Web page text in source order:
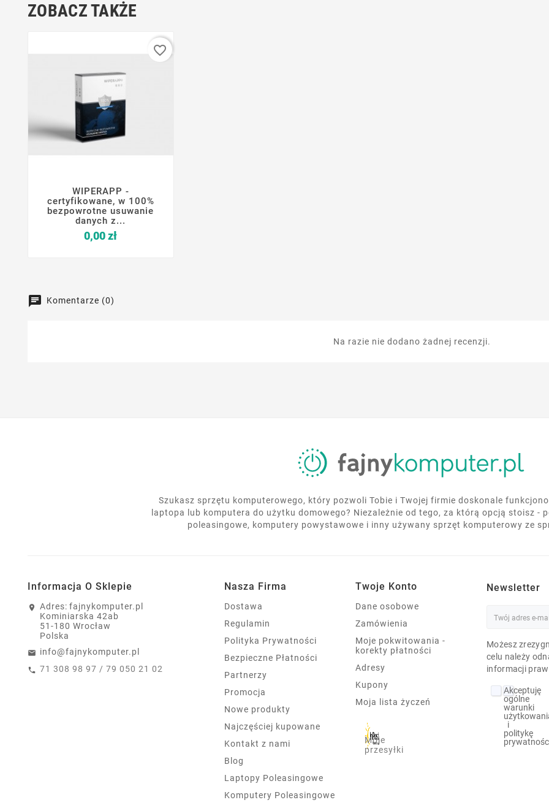
ZOBACZ TAKŻE
   
WIPERAPP -
certyfikowane, w 100%
bezpowrotne usuwanie
danych z...
0,00 złCena
favorite_border
Komentarze (0)
Na razie nie dodano żadnej recenzji.
Szukasz sprzętu komputerowego, który pozwoli Tobie i Twojej firmie doskonale
laptopa lub komputera do użytku domowego? Niezależnie od tego, za którą opcją stoisz -
poleasingowe, komputery powystawowe i inny używany sprzęt komputerowy ze
Informacja O Sklepie
Adres: fajnykomputer.pl
Kominiarska 42ab
51-180 Wrocław
Polska
info@fajnykomputer.pl
71 308 98 97 / 79 050 21 02
Nasza Firma
Dostawa
Regulamin
Polityka Prywatności
Bezpieczne Płatności
Partnerzy
Promocja
Nowe produkty
Najczęściej kupowane
Kontakt z nami
Blog
Laptopy Poleasingowe
Komputery Poleasingowe
Twoje Konto
Dane osobowe
Zamówienia
Moje pokwitowania -
korekty płatności
Adresy
Kupony
Moja lista życzeń
Moje
przesyłki
Newsletter
Możesz
celu należy
informacji
Akceptuję
ogólne
warunki
i
politykę